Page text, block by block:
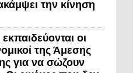
την κίνηση
οι
της Άμεσης
για να σώζουν